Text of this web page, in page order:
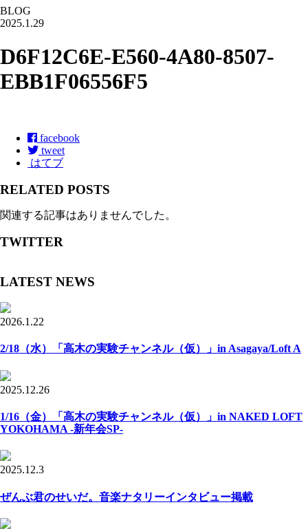
BLOG
2025.1.29
D6F12C6E-E560-4A80-8507-
EBB1F06556F5
facebook
tweet
はてブ
RELATED POSTS
関連する記事はありませんでした。
TWITTER
LATEST NEWS
2026.1.22
2/18（水）「高木の実験チャンネル（仮）」in Asagaya/Loft A
2025.12.26
1/16（金）「高木の実験チャンネル（仮）」in NAKED LOFT
YOKOHAMA -新年会SP-
2025.12.3
ぜんぶ君のせいだ。音楽ナタリーインタビュー掲載